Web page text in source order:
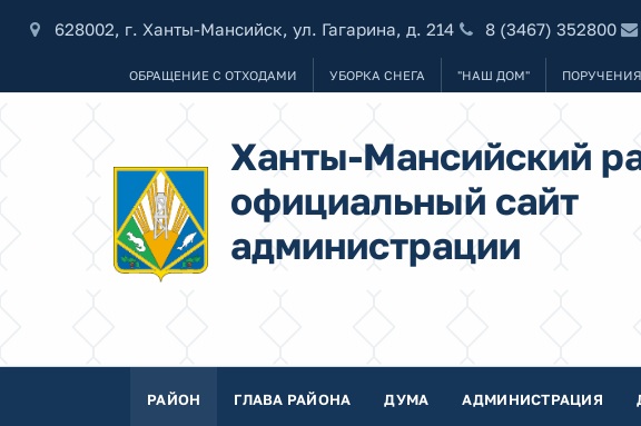
628002, г. Ханты-Мансийск, ул. Гагарина, д. 214 8 (3467) 352800
ОБРАЩЕНИЕ С ОТХОДАМИ УБОРКА СНЕГА "НАШ ДОМ"
Ханты-Мансийский
официальный сайт
администрации
РАЙОН ГЛАВА РАЙОНА ДУМА АДМИНИСТРАЦИЯ